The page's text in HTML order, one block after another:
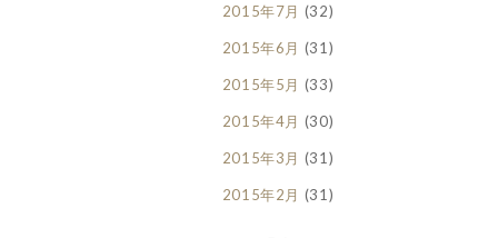
2015年7月 (32)
2015年6月 (31)
2015年5月 (33)
2015年4月 (30)
2015年3月 (31)
2015年2月 (31)